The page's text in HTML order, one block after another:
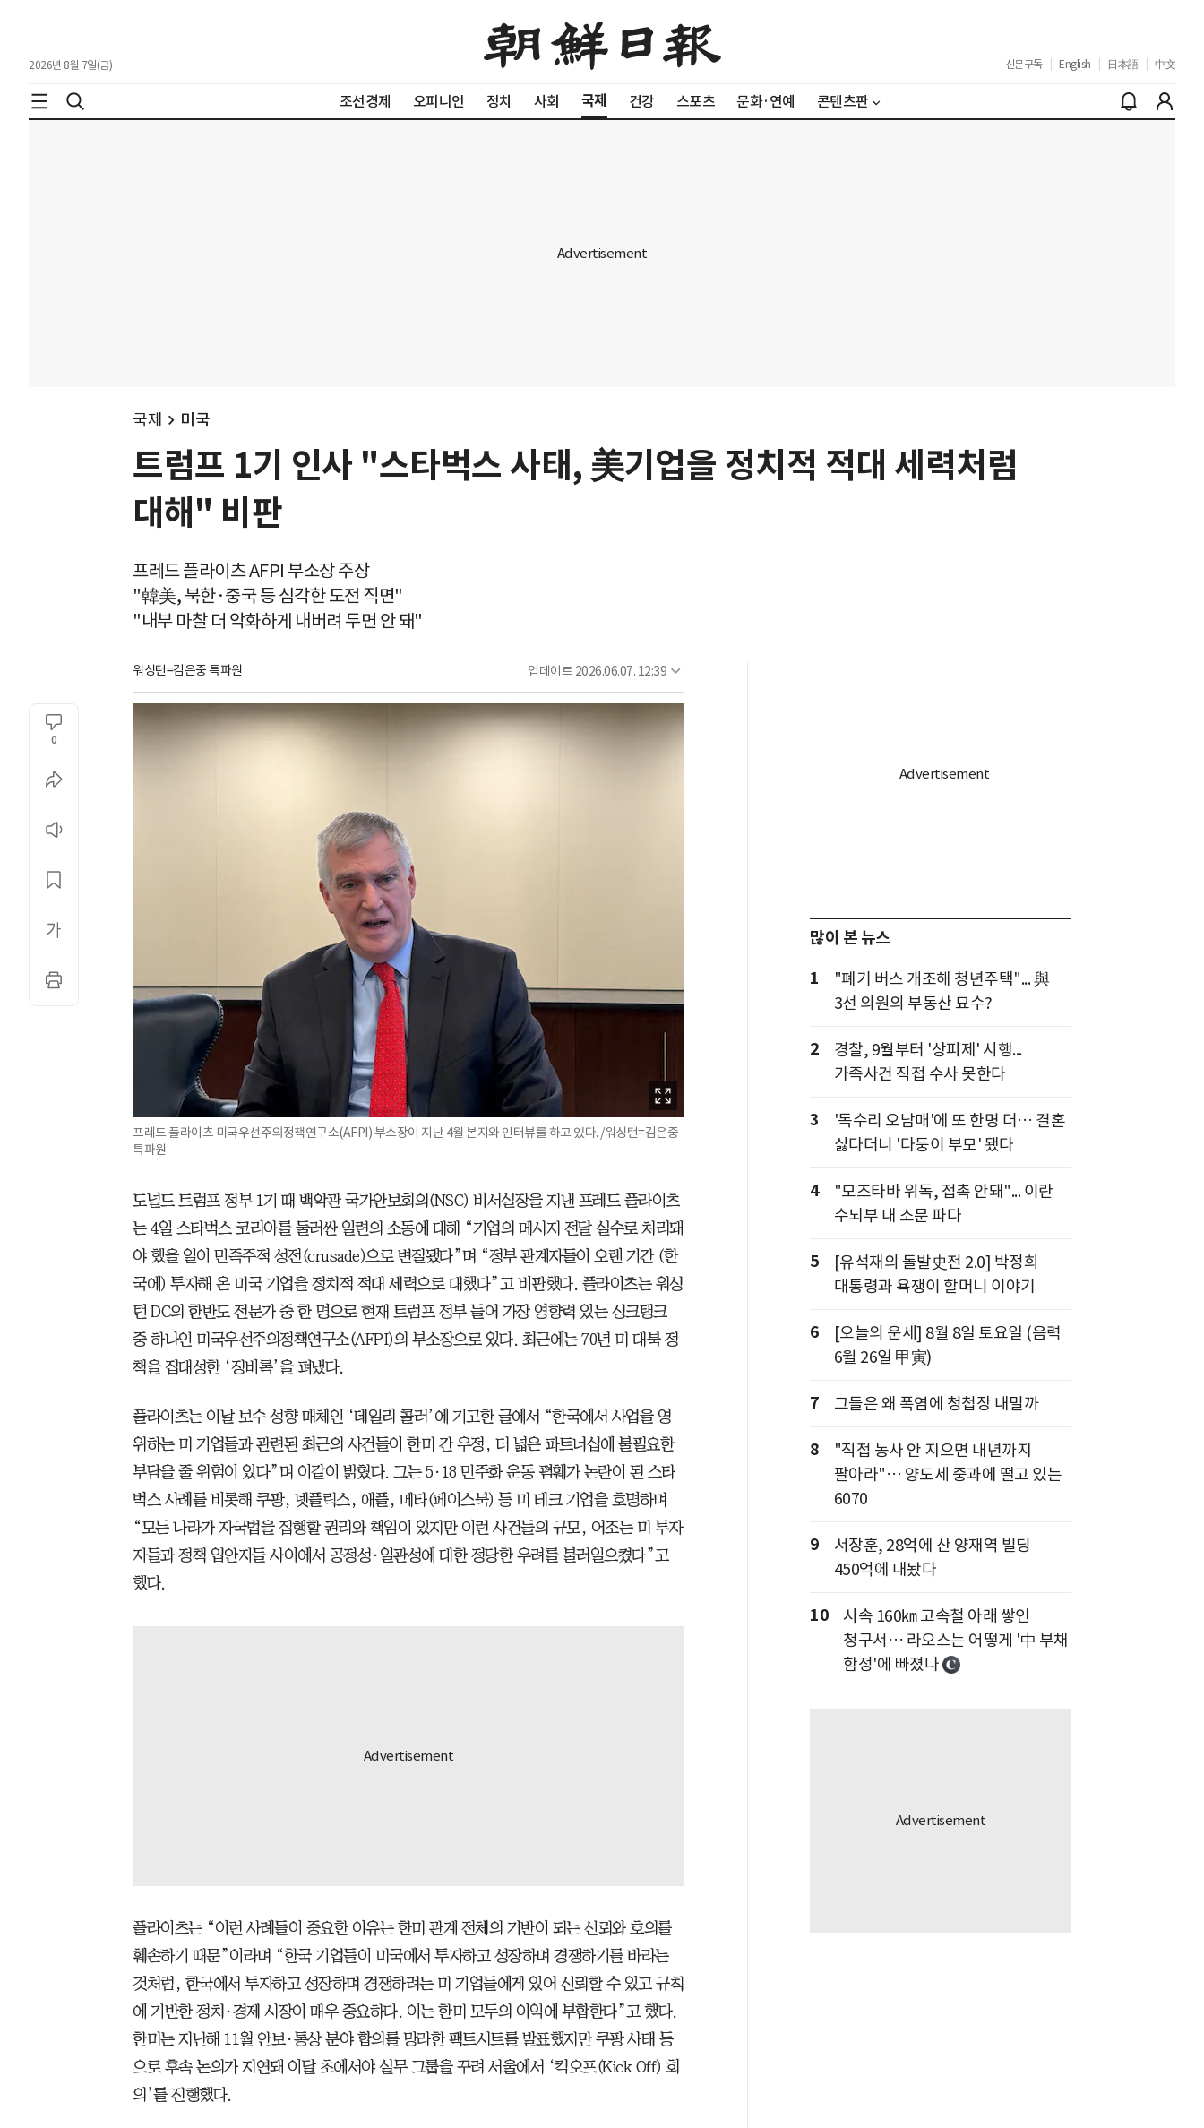
2026년 8월 7일(금) 신문구독 English 日本語 中文
조선경제 오피니언 정치 사회 국제 건강 스포츠 문화·연예 콘텐츠판
국제 미국
트럼프 1기 인사 "스타벅스 사태, 美기업을 정치적 적대 세력처럼
대해" 비판
프레드 플라이츠 AFPI 부소장 주장
"韓美, 북한·중국 등 심각한 도전 직면"
"내부 마찰 더 악화하게 내버려 두면 안 돼"
워싱턴=김은중 특파원 업데이트 2026.06.07. 12:39
0
프레드 플라이츠 미국우선주의정책연구소(AFPI) 부소장이 지난 4월 본지와 인터뷰를 하고 있다. /워싱턴=김은중
특파원
도널드 트럼프 정부 1기 때 백악관 국가안보회의(NSC) 비서실장을 지낸 프레드 플라이츠
는 4일 스타벅스 코리아를 둘러싼 일련의 소동에 대해 “기업의 메시지 전달 실수로 처리돼
야 했을 일이 민족주적 성전(crusade)으로 변질됐다”며 “정부 관계자들이 오랜 기간 (한
국에) 투자해 온 미국 기업을 정치적 적대 세력으로 대했다”고 비판했다. 플라이츠는 워싱
턴 DC의 한반도 전문가 중 한 명으로 현재 트럼프 정부 들어 가장 영향력 있는 싱크탱크
중 하나인 미국우선주의정책연구소(AFPI)의 부소장으로 있다. 최근에는 70년 미 대북 정
책을 집대성한 ‘징비록’을 펴냈다.
플라이츠는 이날 보수 성향 매체인 ‘데일리 콜러’에 기고한 글에서 “한국에서 사업을 영
위하는 미 기업들과 관련된 최근의 사건들이 한미 간 우정, 더 넓은 파트너십에 불필요한
부담을 줄 위험이 있다”며 이같이 밝혔다. 그는 5·18 민주화 운동 폄훼가 논란이 된 스타
벅스 사례를 비롯해 쿠팡, 넷플릭스, 애플, 메타(페이스북) 등 미 테크 기업을 호명하며
“모든 나라가 자국법을 집행할 권리와 책임이 있지만 이런 사건들의 규모, 어조는 미 투자
자들과 정책 입안자들 사이에서 공정성·일관성에 대한 정당한 우려를 불러일으켰다”고
했다.
플라이츠는 “이런 사례들이 중요한 이유는 한미 관계 전체의 기반이 되는 신뢰와 호의를
훼손하기 때문”이라며 “한국 기업들이 미국에서 투자하고 성장하며 경쟁하기를 바라는
것처럼, 한국에서 투자하고 성장하며 경쟁하려는 미 기업들에게 있어 신뢰할 수 있고 규칙
에 기반한 정치·경제 시장이 매우 중요하다. 이는 한미 모두의 이익에 부합한다”고 했다.
한미는 지난해 11월 안보·통상 분야 합의를 망라한 팩트시트를 발표했지만 쿠팡 사태 등
으로 후속 논의가 지연돼 이달 초에서야 실무 그룹을 꾸려 서울에서 ‘킥오프(Kick Off) 회
의’를 진행했다.
많이 본 뉴스
1
"폐기 버스 개조해 청년주택"... 與
3선 의원의 부동산 묘수?
2
경찰, 9월부터 '상피제' 시행...
가족사건 직접 수사 못한다
3
'독수리 오남매'에 또 한명 더… 결혼
싫다더니 '다둥이 부모' 됐다
4
"모즈타바 위독, 접촉 안돼"... 이란
수뇌부 내 소문 파다
5
[유석재의 돌발史전 2.0] 박정희
대통령과 욕쟁이 할머니 이야기
6
[오늘의 운세] 8월 8일 토요일 (음력
6월 26일 甲寅)
7 그들은 왜 폭염에 청첩장 내밀까
8
"직접 농사 안 지으면 내년까지
팔아라"… 양도세 중과에 떨고 있는
6070
9
서장훈, 28억에 산 양재역 빌딩
450억에 내놨다
10
시속 160㎞ 고속철 아래 쌓인
청구서… 라오스는 어떻게 '中 부채
함정'에 빠졌나